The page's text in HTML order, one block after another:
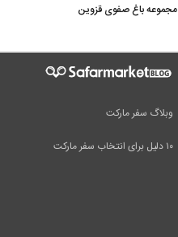
مجموعه‌ باغ صفوی قزوین
وبلاگ سفر مارکت
۱۰ دلیل برای انتخاب سفر مارکت